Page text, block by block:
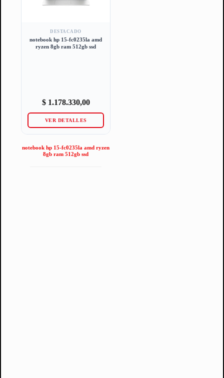
DESTACADO
notebook hp 15-fc0235la amd
ryzen 8gb ram 512gb ssd
$1.178.330,00
VER DETALLES
notebook hp 15-fc0235la amd ryzen
8gb ram 512gb ssd